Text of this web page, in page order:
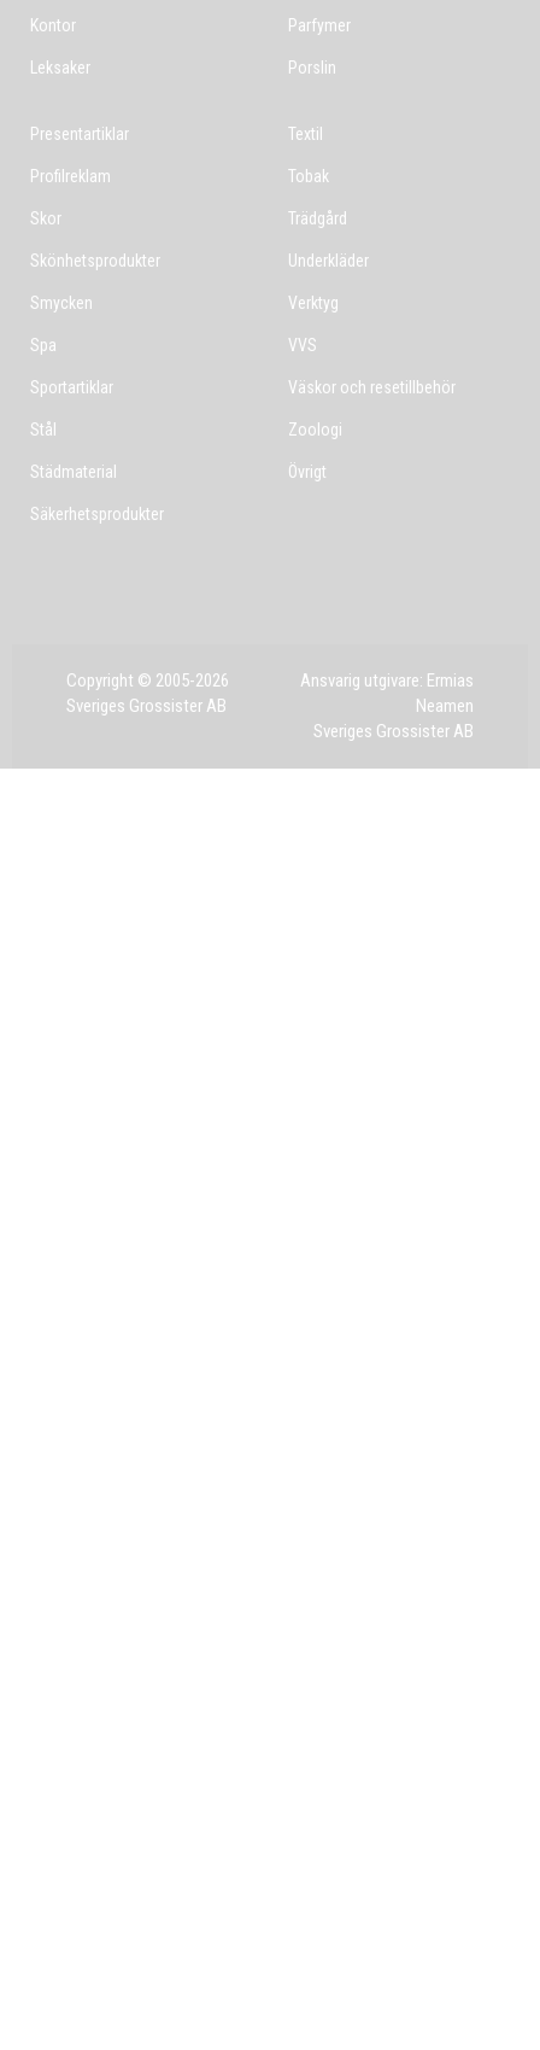
Kontor
Leksaker
Parfymer
Porslin
Presentartiklar
Profilreklam
Skor
Skönhetsprodukter
Smycken
Spa
Sportartiklar
Stål
Städmaterial
Säkerhetsprodukter
Textil
Tobak
Trädgård
Underkläder
Verktyg
VVS
Väskor och resetillbehör
Zoologi
Övrigt
Copyright © 2005-2026
Sveriges Grossister AB
Ansvarig utgivare: Ermias
Neamen
Sveriges Grossister AB